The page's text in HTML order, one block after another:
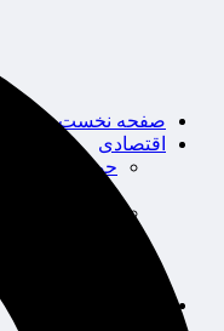
صفحه نخست
اقتصادی
حوزه بیمه